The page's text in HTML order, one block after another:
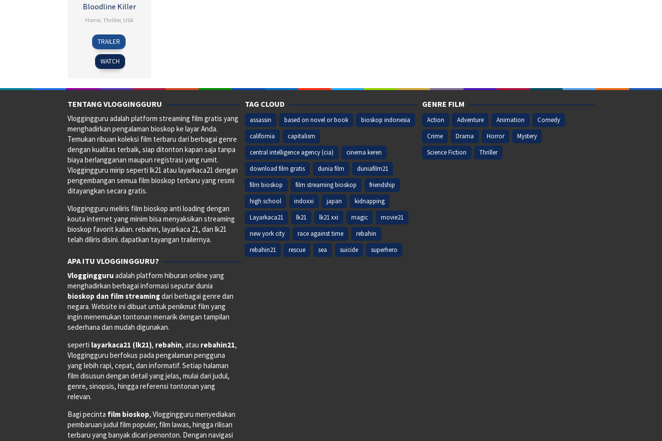
Bloodline Killer
Horror, Thriller, USA
26
Apr
2024
Ante
Novakovic
TRAILER
WATCH
TENTANG VLOGGINGGURU
Vloggingguru adalah platform streaming film gratis yang
menghadirkan pengalaman bioskop ke layar Anda.
Temukan ribuan koleksi film terbaru dari berbagai genre
dengan kualitas terbaik, siap ditonton kapan saja tanpa
biaya berlangganan maupun registrasi yang rumit.
Vloggingguru mirip seperti lk21 atau layarkaca21 dengan
pengembangan semua film bioskop terbaru yang resmi
ditayangkan secara gratis.
Vloggingguru meliris film bioskop anti loading dengan
kouta internet yang minim bisa menyaksikan streaming
bioskop favorit kalian. rebahin, layarkaca 21, dan lk21
telah diliris disini. dapatkan tayangan trailernya.
APA ITU VLOGGINGGURU?
Vloggingguru adalah platform hiburan online yang
menghadirkan berbagai informasi seputar dunia
bioskop dan film streamingdari berbagai genre dan
negara. Website ini dibuat untuk penikmat film yang
ingin menemukan tontonan menarik dengan tampilan
sederhana dan mudah digunakan.
seperti layarkaca21 (lk21), rebahin, atau rebahin21,
Vloggingguru berfokus pada pengalaman pengguna
yang lebih rapi, cepat, dan informatif. Setiap halaman
film disusun dengan detail yang jelas, mulai dari judul,
genre, sinopsis, hingga referensi tontonan yang
relevan.
Bagi pecinta film bioskop, Vloggingguru menyediakan
pembaruan judul film populer, film lawas, hingga rilisan
terbaru yang banyak dicari penonton. Dengan navigasi
TAG CLOUD
assassin based on novel or book
bioskop indonesia
california
capitalism
central intelligence agency (cia)
cinema keren
download film gratis
dunia film
duniafilm21
film bioskop
film streaming bioskop
friendship
high school
indoxxi japan
kidnapping
Layarkaca21
lk21 lk21 xxi magic
movie21
new york city
race against time
rebahin
rebahin21
rescue sea suicide superhero
GENRE FILM
Action Adventure Animation
Comedy
Crime
Drama Horror
Mystery
Science Fiction
Thriller